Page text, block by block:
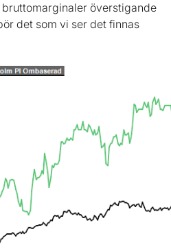
överstigande
det som vi ser det finnas